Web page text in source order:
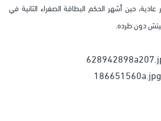
حين أشهر الحكم البطاقة الصفراء الثانية في
دون طرده.